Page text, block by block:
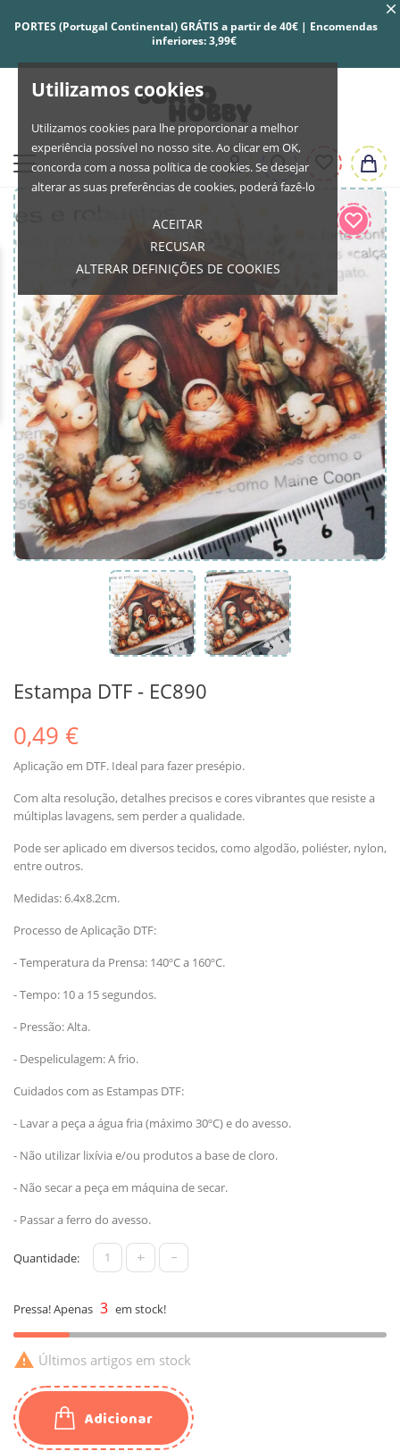
Utilizamos cookies
Utilizamos cookies para lhe proporcionar a melhor
experiência possível no nosso site. Ao clicar em OK,
concorda com a nossa política de cookies. Se desejar
alterar as suas preferências de cookies, poderá fazê-lo
ACEITAR
RECUSAR
ALTERAR DEFINIÇÕES DE COOKIES
PORTES (Portugal Continental) GRÁTIS a partir de 40€ | Encomendas
inferiores: 3,99€
Estampa DTF - EC890
0,49 €
Aplicação em DTF. Ideal para fazer presépio.
Com alta resolução, detalhes precisos e cores vibrantes que resiste a
múltiplas lavagens, sem perder a qualidade.
Pode ser aplicado em diversos tecidos, como algodão, poliéster, nylon,
entre outros.
Medidas: 6.4x8.2cm.
Processo de Aplicação DTF:
- Temperatura da Prensa: 140ºC a 160ºC.
- Tempo: 10 a 15 segundos.
- Pressão: Alta.
- Despeliculagem: A frio.
Cuidados com as Estampas DTF:
- Lavar a peça a água fria (máximo 30ºC) e do avesso.
- Não utilizar lixívia e/ou produtos a base de cloro.
- Não secar a peça em máquina de secar.
- Passar a ferro do avesso.
Quantidade: + -
Pressa! Apenas 3 em stock!
 Últimos artigos em stock
Adicionar